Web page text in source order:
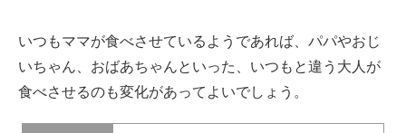
いつもママが食べさせているようであれば、パパやおじ
いちゃん、おばあちゃんといった、いつもと違う大人が
食べさせるのも変化があってよいでしょう。